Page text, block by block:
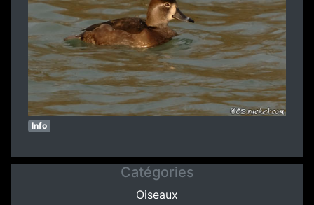
Info
Catégories
Oiseaux